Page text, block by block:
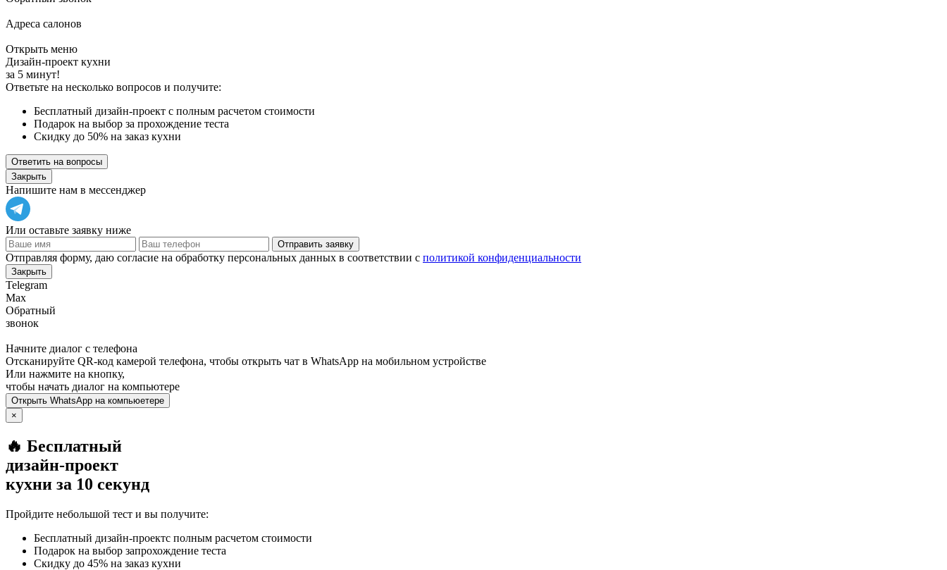
Адреса салонов
Открыть меню
Дизайн-проект кухни
за 5 минут!
Ответьте на несколько вопросов и получите:
Бесплатный дизайн-проект с полным расчетом стоимости
Подарок на выбор за прохождение теста
Скидку до 50% на заказ кухни
Ответить на вопросы
Закрыть
Напишите нам в мессенджер
Или оставьте заявку ниже
Отправить заявку
Отправляя форму, даю согласие на обработку персональных данных в соответствии с политикой конфиденциальности
Закрыть
Telegram
Max
Обратный
звонок
Начните диалог с телефона
Отсканируйте QR-код камерой телефона, чтобы открыть чат в WhatsApp на мобильном устройстве
Или нажмите на кнопку,
чтобы начать диалог на компьютере
Открыть WhatsApp на компьюетере
×
🔥 Бесплатный
дизайн-проект
кухни за 10 секунд
Пройдите небольшой тест и вы получите:
Бесплатный дизайн-проектс полным расчетом стоимости
Подарок на выбор запрохождение теста
Скидку до 45% на заказ кухни